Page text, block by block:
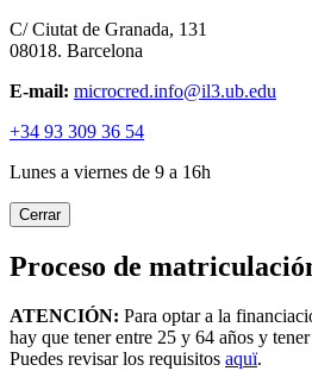
C/ Ciutat de Granada, 131
08018. Barcelona
E-mail: microcred.info@il3.ub.edu
+34 93 309 36 54
Lunes a viernes de 9 a 16h
Cerrar
Proceso de
ATENCIÓN: Para optar a la
hay que tener entre 25 y 64 años y
Puedes revisar los requisitos aquï.